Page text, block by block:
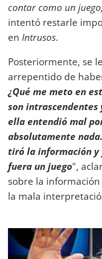
contar como un
intentó restarle
en Intrusos.
Posteriormente, se
arrepentido de
¿Qué me meto en
son intrascendentes
ella entendió mal
absolutamente
tiró la información y
fuera un juego",
sobre la
la mala